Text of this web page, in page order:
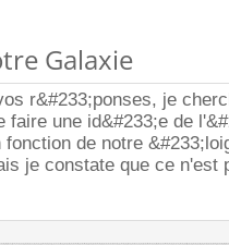
Galaxie
r&#233;ponses, je
faire une id&#233;e de
fonction de notre
je constate que ce n'est